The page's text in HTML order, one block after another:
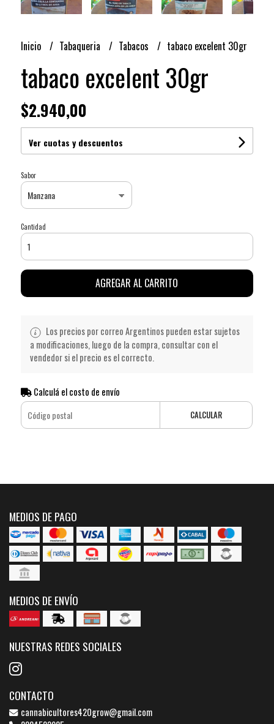
Inicio Tabaqueria Tabacos tabaco excelent 30gr
tabaco excelent 30gr
$2.940,00
Ver cuotas y descuentos
Sabor
Cantidad
AGREGAR AL CARRITO
Los precios por correo Argentinos pueden estar sujetos
a modificaciones, luego de la compra, consultar con el
vendedor si el precio es el correcto.
Calculá el costo de envío
CALCULAR
MEDIOS DE PAGO
MEDIOS DE ENVÍO
NUESTRAS REDES SOCIALES
CONTACTO
cannabicultores420grow@gmail.com